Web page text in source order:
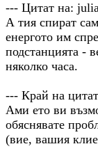
--- Цитат на:
А тия спират
енергото им
подстанцията -
няколко часа.
--- Край на
Ами ето ви
обяснявате
(вие, вашия